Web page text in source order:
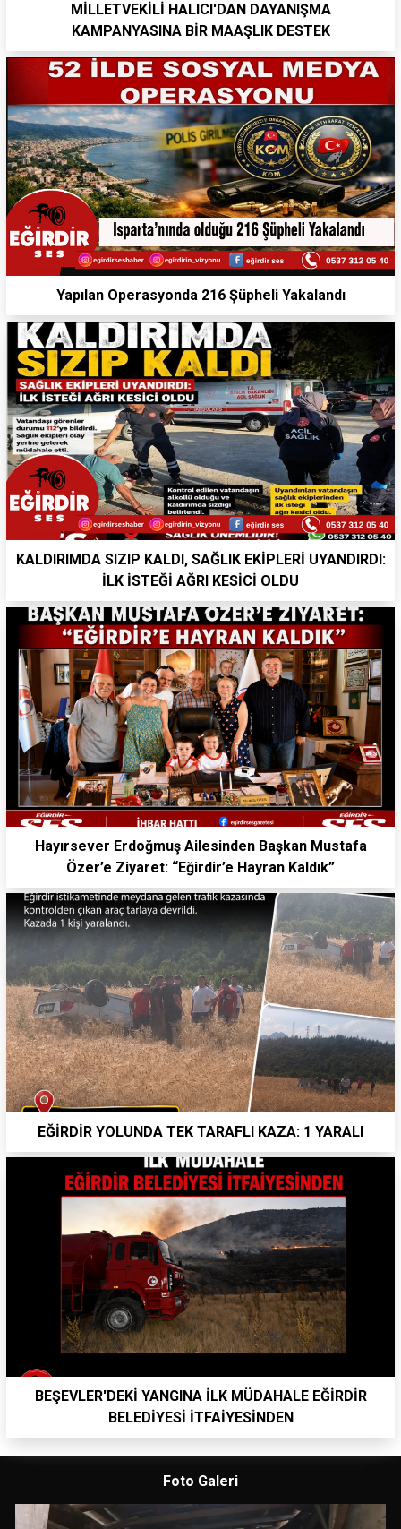
MİLLETVEKİLİ HALICI'DAN DAYANIŞMA
KAMPANYASINA BİR MAAŞLIK DESTEK
Yapılan Operasyonda 216 Şüpheli Yakalandı
KALDIRIMDA SIZIP KALDI, SAĞLIK EKİPLERİ UYANDIRDI:
İLK İSTEĞİ AĞRI KESİCİ OLDU
Hayırsever Erdoğmuş Ailesinden Başkan Mustafa
Özer’e Ziyaret: “Eğirdir’e Hayran Kaldık”
EĞİRDİR YOLUNDA TEK TARAFLI KAZA: 1 YARALI
BEŞEVLER'DEKİ YANGINA İLK MÜDAHALE EĞİRDİR
BELEDİYESİ İTFAİYESİNDEN
Foto Galeri